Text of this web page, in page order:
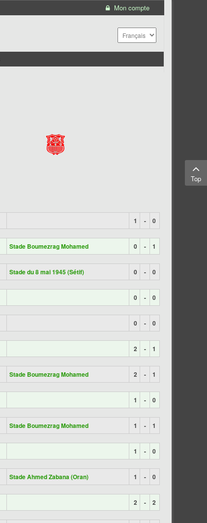
Mon compte
1 - 0
Stade Boumezrag Mohamed 0 - 1
Stade du 8 mai 1945 (Sétif) 0 - 0
0 - 0
0 - 0
2 - 1
Stade Boumezrag Mohamed 2 - 1
1 - 0
Stade Boumezrag Mohamed 1 - 1
1 - 0
Stade Ahmed Zabana (Oran) 1 - 0
2 - 2
Top